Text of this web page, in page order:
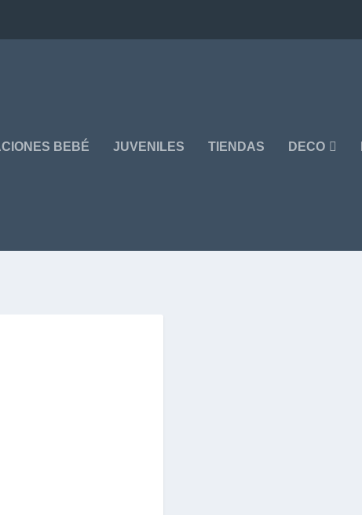
BEBÉ JUVENILES TIENDAS DECO